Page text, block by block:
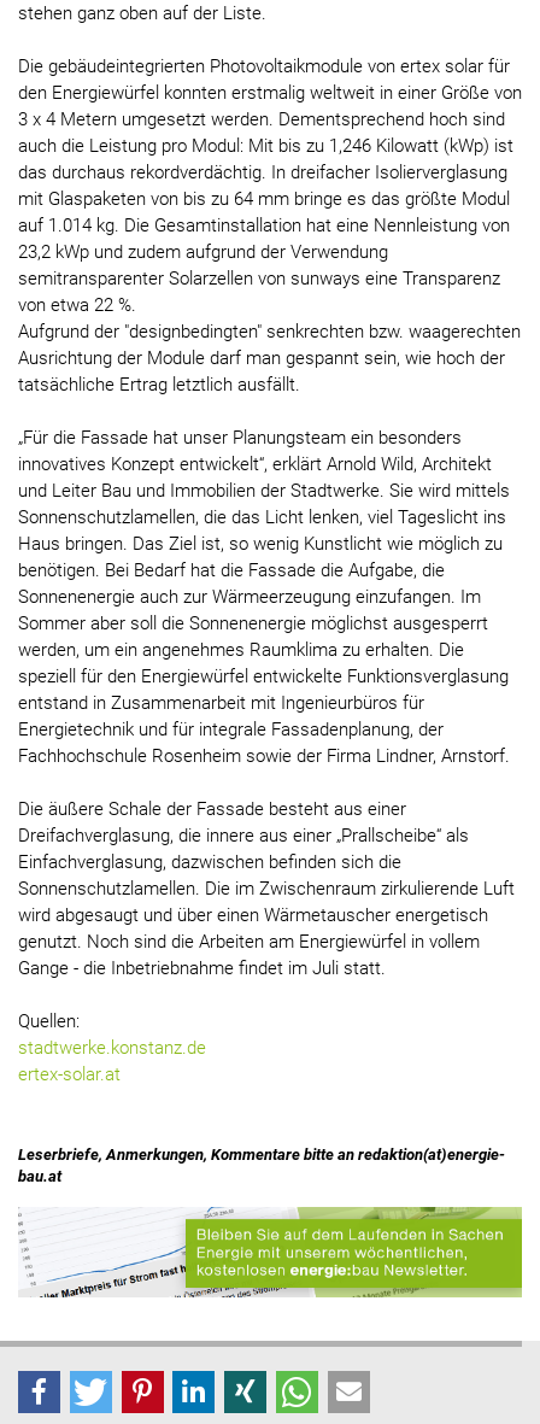
stehen ganz oben auf der Liste.
Die gebäudeintegrierten Photovoltaikmodule von ertex solar für
den Energiewürfel konnten erstmalig weltweit in einer Größe von
3 x 4 Metern umgesetzt werden. Dementsprechend hoch sind
auch die Leistung pro Modul: Mit bis zu 1,246 Kilowatt (kWp) ist
das durchaus rekordverdächtig. In dreifacher Isolierverglasung
mit Glaspaketen von bis zu 64 mm bringe es das größte Modul
auf 1.014 kg. Die Gesamtinstallation hat eine Nennleistung von
23,2 kWp und zudem aufgrund der Verwendung
semitransparenter Solarzellen von sunways eine Transparenz
von etwa 22 %.
Aufgrund der "designbedingten" senkrechten bzw. waagerechten
Ausrichtung der Module darf man gespannt sein, wie hoch der
tatsächliche Ertrag letztlich ausfällt.
„Für die Fassade hat unser Planungsteam ein besonders
innovatives Konzept entwickelt“, erklärt Arnold Wild, Architekt
und Leiter Bau und Immobilien der Stadtwerke. Sie wird mittels
Sonnenschutzlamellen, die das Licht lenken, viel Tageslicht ins
Haus bringen. Das Ziel ist, so wenig Kunstlicht wie möglich zu
benötigen. Bei Bedarf hat die Fassade die Aufgabe, die
Sonnenenergie auch zur Wärmeerzeugung einzufangen. Im
Sommer aber soll die Sonnenenergie möglichst ausgesperrt
werden, um ein angenehmes Raumklima zu erhalten. Die
speziell für den Energiewürfel entwickelte Funktionsverglasung
entstand in Zusammenarbeit mit Ingenieurbüros für
Energietechnik und für integrale Fassadenplanung, der
Fachhochschule Rosenheim sowie der Firma Lindner, Arnstorf.
Die äußere Schale der Fassade besteht aus einer
Dreifachverglasung, die innere aus einer „Prallscheibe“ als
Einfachverglasung, dazwischen befinden sich die
Sonnenschutzlamellen. Die im Zwischenraum zirkulierende Luft
wird abgesaugt und über einen Wärmetauscher energetisch
genutzt. Noch sind die Arbeiten am Energiewürfel in vollem
Gange - die Inbetriebnahme findet im Juli statt.
Quellen:
stadtwerke.konstanz.de
ertex-solar.at
Leserbriefe, Anmerkungen, Kommentare bitte an redaktion(at)energie-
bau.at